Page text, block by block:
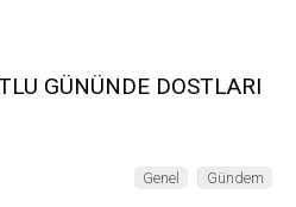
GÜNÜNDE DOSTLARI
Genel Gündem